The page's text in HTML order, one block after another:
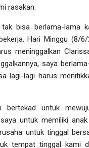
rasakan.
bisa berlama-lama
Hari Minggu (8/6/
meninggalkan
saya
lagi-lagi harus
untuk
saya untuk memiliki anak
untuk tinggal
tempat tinggal kami